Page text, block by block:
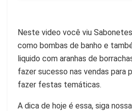
Neste video você viu
como bombas de banho e
liquido com aranhas de
fazer sucesso nas vendas para
fazer festas temáticas.
A dica de hoje é essa, siga